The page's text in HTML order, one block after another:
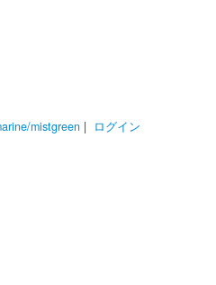
mistgreen| ログイン